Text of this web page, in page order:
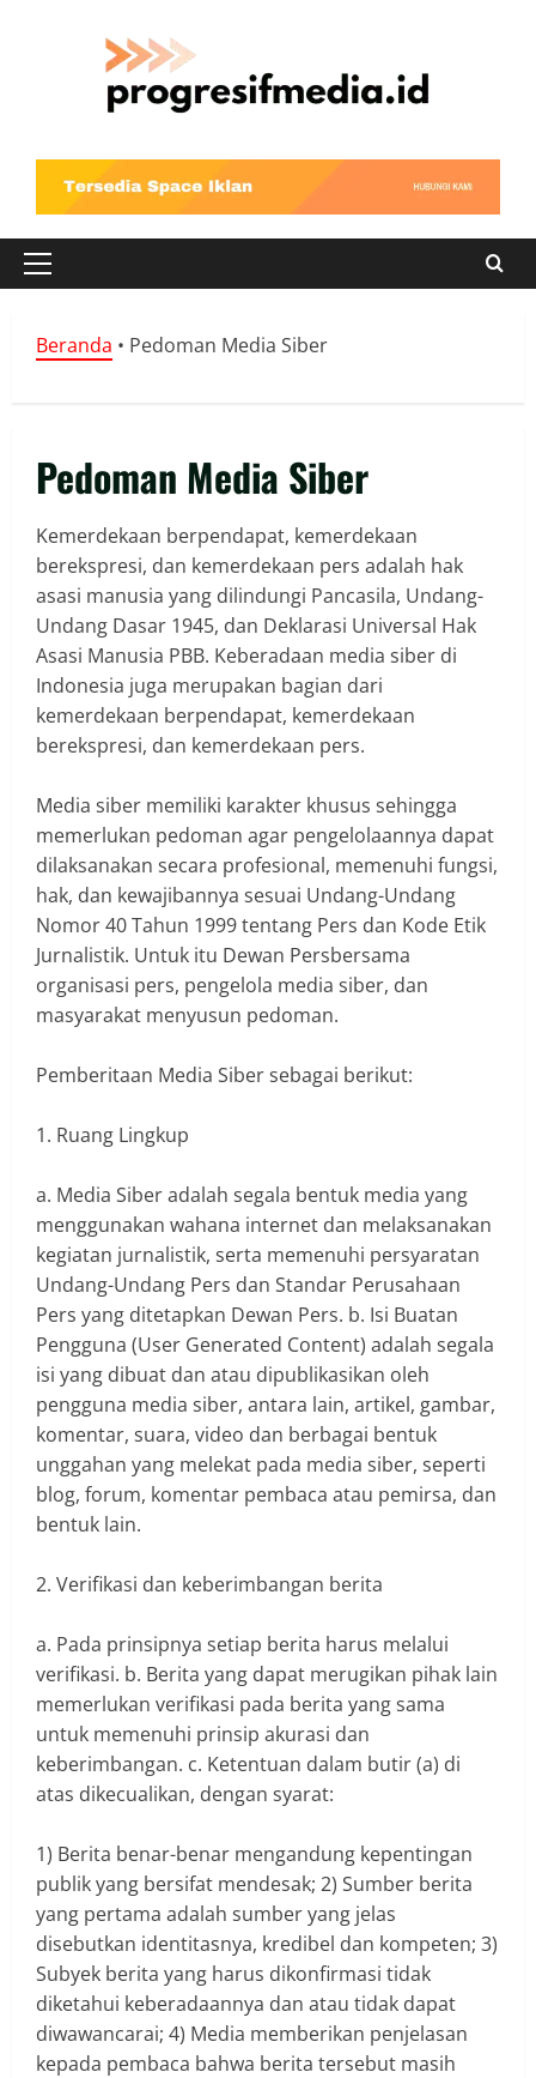
Primary
Beranda • Pedoman Media Siber
Pedoman Media Siber
Kemerdekaan berpendapat, kemerdekaan
berekspresi, dan kemerdekaan pers adalah hak
asasi manusia yang dilindungi Pancasila, Undang-
Undang Dasar 1945, dan Deklarasi Universal Hak
Asasi Manusia PBB. Keberadaan media siber di
Indonesia juga merupakan bagian dari
kemerdekaan berpendapat, kemerdekaan
berekspresi, dan kemerdekaan pers.
Media siber memiliki karakter khusus sehingga
memerlukan pedoman agar pengelolaannya dapat
dilaksanakan secara profesional, memenuhi fungsi,
hak, dan kewajibannya sesuai Undang-Undang
Nomor 40 Tahun 1999 tentang Pers dan Kode Etik
Jurnalistik. Untuk itu Dewan Persbersama
organisasi pers, pengelola media siber, dan
masyarakat menyusun pedoman.
Pemberitaan Media Siber sebagai berikut:
1. Ruang Lingkup
a. Media Siber adalah segala bentuk media yang
menggunakan wahana internet dan melaksanakan
kegiatan jurnalistik, serta memenuhi persyaratan
Undang-Undang Pers dan Standar Perusahaan
Pers yang ditetapkan Dewan Pers. b. Isi Buatan
Pengguna (User Generated Content) adalah segala
isi yang dibuat dan atau dipublikasikan oleh
pengguna media siber, antara lain, artikel, gambar,
komentar, suara, video dan berbagai bentuk
unggahan yang melekat pada media siber, seperti
blog, forum, komentar pembaca atau pemirsa, dan
bentuk lain.
2. Verifikasi dan keberimbangan berita
a. Pada prinsipnya setiap berita harus melalui
verifikasi. b. Berita yang dapat merugikan pihak lain
memerlukan verifikasi pada berita yang sama
untuk memenuhi prinsip akurasi dan
keberimbangan. c. Ketentuan dalam butir (a) di
atas dikecualikan, dengan syarat:
1) Berita benar-benar mengandung kepentingan
publik yang bersifat mendesak; 2) Sumber berita
yang pertama adalah sumber yang jelas
disebutkan identitasnya, kredibel dan kompeten; 3)
Subyek berita yang harus dikonfirmasi tidak
diketahui keberadaannya dan atau tidak dapat
diwawancarai; 4) Media memberikan penjelasan
kepada pembaca bahwa berita tersebut masih